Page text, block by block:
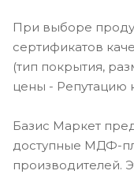
При выборе
сертификатов
(тип покрытия,
цены - Репутацию
Базис Маркет
доступные МДФ-
производителей.